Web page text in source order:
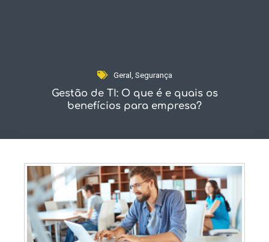
Geral Segurança
Gestão de TI: O que é e quais os
benefícios para empresa?